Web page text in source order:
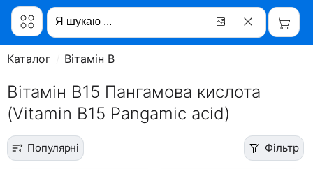
Каталог Вітамін B
Вітамін B15 Пангамова кислота
(Vitamin B15 Pangamic acid)
Популярні Фільтр